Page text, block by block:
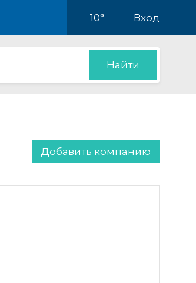
10° Вход
Найти
Добавить компанию